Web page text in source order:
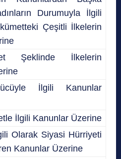
Durumuyla İlgili
Çeşitli İlkelerin
Şeklinde İlkelerin
İlgili Kanunlar
İlgili Kanunlar Üzerine
Olarak Siyasi Hürriyeti
Kanunlar Üzerine